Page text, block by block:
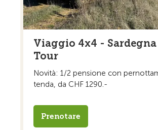
Viaggio 4x4 -
Tour
Novità: 1/2 pensione con
tenda, da CHF 1290.-
Prenotare